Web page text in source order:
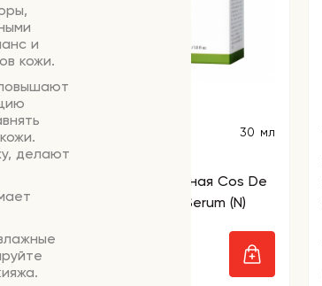
и
кожи.
делают
30 мл
Сыворотка для лица
противовоспалительная Cos De
BAHA Niacinamide 10 Serum (N)
1 350